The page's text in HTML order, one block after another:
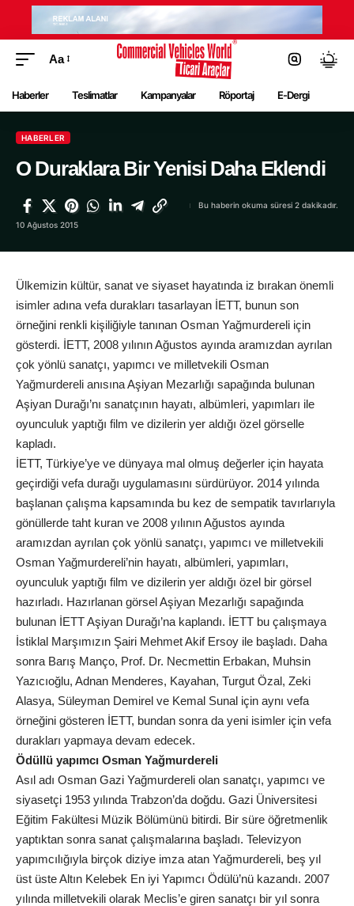
Aa
Haberler Teslimatlar Kampanyalar Röportaj E-Dergi
HABERLER
O Duraklara Bir Yenisi Daha Eklendi
10 Ağustos 2015
Bu haberin okuma süresi 2 dakikadır.
Ülkemizin kültür, sanat ve siyaset hayatında iz bırakan önemli
isimler adına vefa durakları tasarlayan İETT, bunun son
örneğini renkli kişiliğiyle tanınan Osman Yağmurdereli için
gösterdi. İETT, 2008 yılının Ağustos ayında aramızdan ayrılan
çok yönlü sanatçı, yapımcı ve milletvekili Osman
Yağmurdereli anısına Aşiyan Mezarlığı sapağında bulunan
Aşiyan Durağı’nı sanatçının hayatı, albümleri, yapımları ile
oyunculuk yaptığı film ve dizilerin yer aldığı özel görselle
kapladı.
İETT, Türkiye’ye ve dünyaya mal olmuş değerler için hayata
geçirdiği vefa durağı uygulamasını sürdürüyor. 2014 yılında
başlanan çalışma kapsamında bu kez de sempatik tavırlarıyla
gönüllerde taht kuran ve 2008 yılının Ağustos ayında
aramızdan ayrılan çok yönlü sanatçı, yapımcı ve milletvekili
Osman Yağmurdereli’nin hayatı, albümleri, yapımları,
oyunculuk yaptığı film ve dizilerin yer aldığı özel bir görsel
hazırladı. Hazırlanan görsel Aşiyan Mezarlığı sapağında
bulunan İETT Aşiyan Durağı’na kaplandı. İETT bu çalışmaya
İstiklal Marşımızın Şairi Mehmet Akif Ersoy ile başladı. Daha
sonra Barış Manço, Prof. Dr. Necmettin Erbakan, Muhsin
Yazıcıoğlu, Adnan Menderes, Kayahan, Turgut Özal, Zeki
Alasya, Süleyman Demirel ve Kemal Sunal için aynı vefa
örneğini gösteren İETT, bundan sonra da yeni isimler için vefa
durakları yapmaya devam edecek.
Ödüllü yapımcı Osman Yağmurdereli
Asıl adı Osman Gazi Yağmurdereli olan sanatçı, yapımcı ve
siyasetçi 1953 yılında Trabzon’da doğdu. Gazi Üniversitesi
Eğitim Fakültesi Müzik Bölümünü bitirdi. Bir süre öğretmenlik
yaptıktan sonra sanat çalışmalarına başladı. Televizyon
yapımcılığıyla birçok diziye imza atan Yağmurdereli, beş yıl
üst üste Altın Kelebek En iyi Yapımcı Ödülü’nü kazandı. 2007
yılında milletvekili olarak Meclis’e giren sanatçı bir yıl sonra